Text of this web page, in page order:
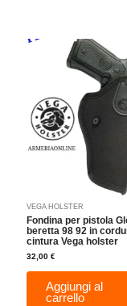
VEGA HOLSTER
Fondina per pistola
beretta 98 92 in
cintura Vega holster
32,00€
Aggiungi al
carrello